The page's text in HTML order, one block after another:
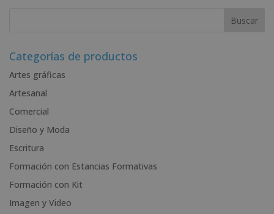
r
a
t
i
e
:
Categorías de productos
Artes gráficas
Artesanal
Comercial
Diseño y Moda
Escritura
Formación con Estancias Formativas
Formación con Kit
Imagen y Video